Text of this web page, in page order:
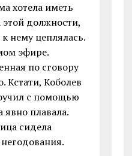
хотела иметь
этой должности,
нему цеплялась.
эфире.
по сговору
Коболев
с помощью
плавала.
сидела